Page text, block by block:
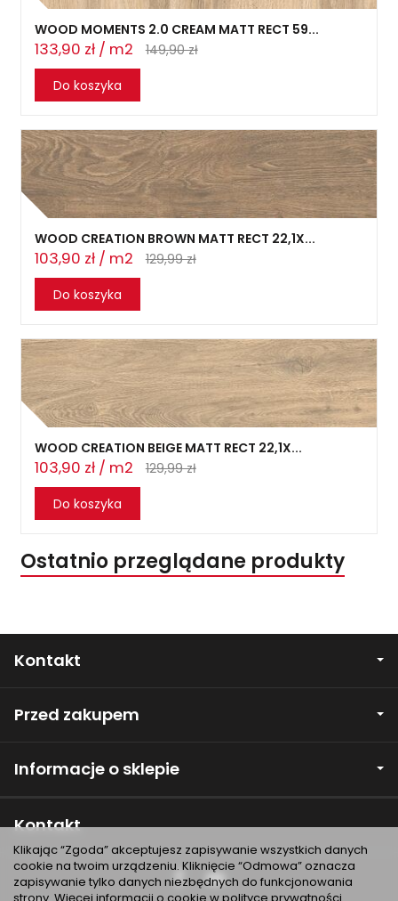
WOOD MOMENTS 2.0 CREAM MATT RECT 59...
133,90 zł / m2
149,90 zł
Do koszyka
WOOD CREATION BROWN MATT RECT 22,1X...
103,90 zł / m2
129,99 zł
Do koszyka
WOOD CREATION BEIGE MATT RECT 22,1X...
103,90 zł / m2
129,99 zł
Do koszyka
Ostatnio przeglądane produkty
Kontakt
Przed zakupem
Informacje o sklepie
Kontakt
Klikając “Zgoda” akceptujesz zapisywanie wszystkich danych
cookie na twoim urządzeniu. Kliknięcie “Odmowa” oznacza
zapisywanie tylko danych niezbędnych do funkcjonowania